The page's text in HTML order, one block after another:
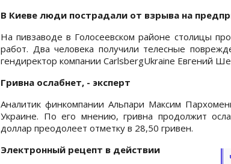
В Киеве люди пострадали от взрыва на
На пивзаводе в Голосеевском районе столицы
работ. Два человека получили телесные
гендиректор компании CarlsbergUkraine Евгений
Гривна ослабнет, - эксперт
Аналитик финкомпании Альпари Максим
Украине. По его мнению, гривна продолжит
доллар преодолеет отметку в 28,50 гривен.
Электронный рецепт в действии